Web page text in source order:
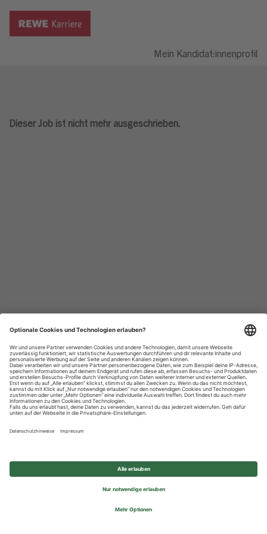
Mein Kandidat:innenprofil
Dieser Job ist nicht mehr ausgeschrieben.
Datenschutzhinweise
Impressum
Privatsphäre-Einstellungen
© 2026 REWE Group - All rights reserved